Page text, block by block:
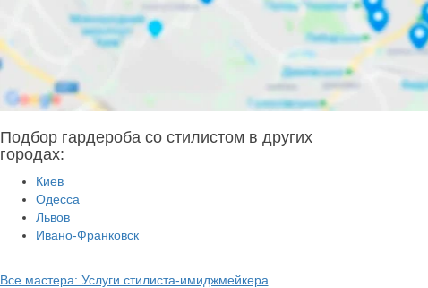
Подбор гардероба со стилистом в других
городах:
Киев
Одесса
Львов
Ивано-Франковск
Все мастера: Услуги стилиста-имиджмейкера